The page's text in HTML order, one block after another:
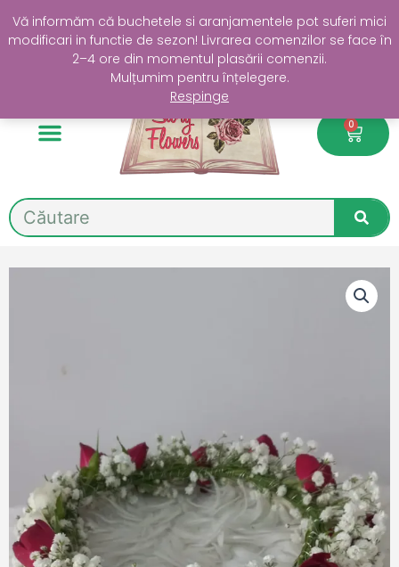
Vă informăm că buchetele si aranjamentele pot suferi mici
modificari in functie de sezon! Livrarea comenzilor se face în
2–4 ore din momentul plasării comenzii.
Mulțumim pentru înțelegere.
Respinge
content
Livrare GRATUITĂ în Sectorul 4 la comenzi de peste 200 lei
0
Cart
Search